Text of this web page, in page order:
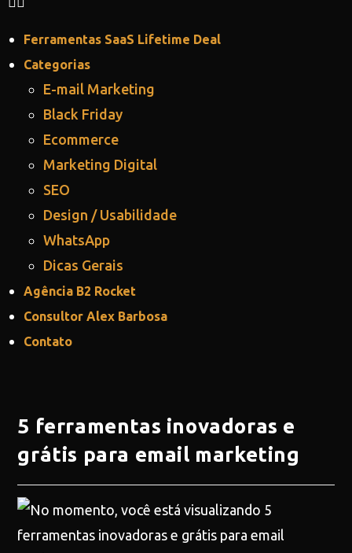
Ferramentas SaaS Lifetime Deal
Categorias
E-mail Marketing
Black Friday
Ecommerce
Marketing Digital
SEO
Design / Usabilidade
WhatsApp
Dicas Gerais
Agência B2 Rocket
Consultor Alex Barbosa
Contato
5 ferramentas inovadoras e
grátis para email marketing